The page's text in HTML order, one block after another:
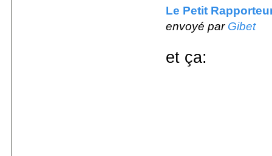
Le Petit
envoyé par Gibet
et ça: